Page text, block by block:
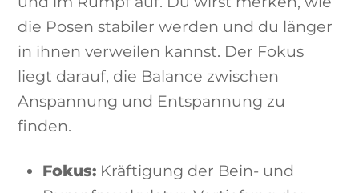
die Posen stabiler werden und du länger
in ihnen verweilen kannst. Der Fokus
liegt darauf, die Balance zwischen
Anspannung und Entspannung zu
finden.
Fokus: Kräftigung der Bein- und